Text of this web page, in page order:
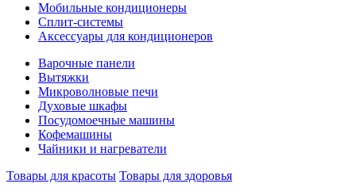
Мобильные кондиционеры
Сплит-системы
Аксессуары для кондиционеров
Варочные панели
Вытяжки
Микроволновые печи
Духовые шкафы
Посудомоечные машины
Кофемашины
Чайники и нагреватели
Товары для красоты Товары для здоровья